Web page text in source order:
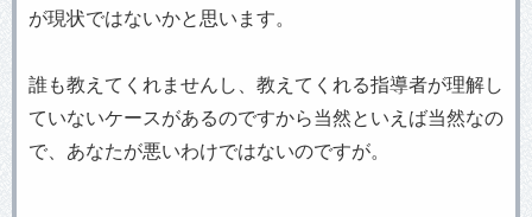
が現状ではないかと思います。
誰も教えてくれませんし、教えてくれる指導者が理解し
ていないケースがあるのですから当然といえば当然なの
で、あなたが悪いわけではないのですが。